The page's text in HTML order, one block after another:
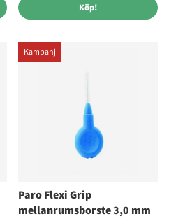
Köp!
Kampanj
Paro Flexi Grip
mellanrumsborste 3,0 mm